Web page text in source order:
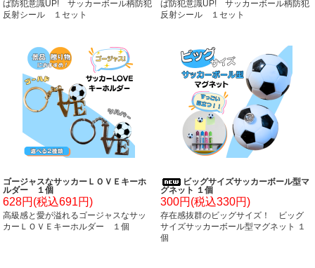
ば防犯意識UP! サッカーボール柄防犯
反射シール １セット
ば防犯意識UP! サッカーボール柄防犯
反射シール １セット
ゴージャスなサッカーＬＯＶＥキーホ
ルダー １個
628円(税込691円)
高級感と愛が溢れるゴージャスなサッ
カーＬＯＶＥキーホルダー １個
ビッグサイズサッカーボール型マ
グネット １個
300円(税込330円)
存在感抜群のビッグサイズ！ ビッグ
サイズサッカーボール型マグネット １
個